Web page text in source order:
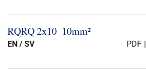
RQRQ 2x10_​10mm²
EN / SV PDF